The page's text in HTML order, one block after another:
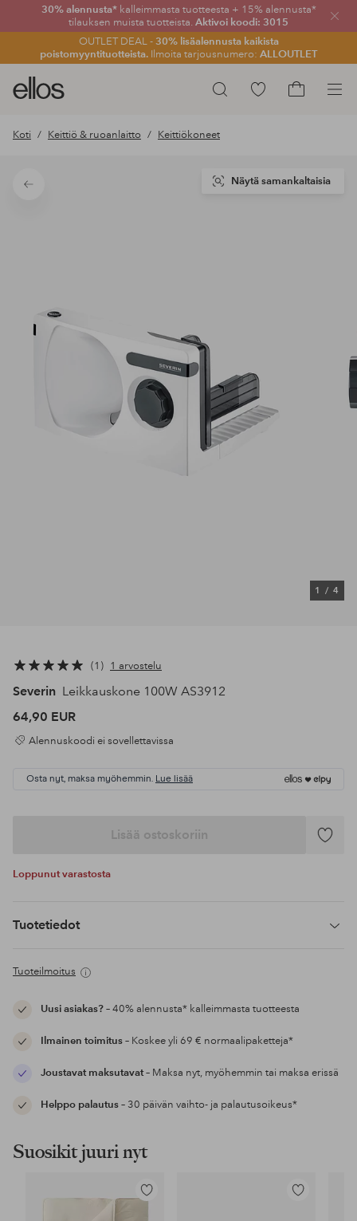
30% alennusta*kalleimmasta tuotteesta + 15% alennusta*
tilauksen muista tuotteista. Aktivoi koodi: 3015
OUTLET DEAL -30% lisäalennusta kaikista
poistomyyntituotteista. Ilmoita tarjousnumero: ALLOUTLET
Sulje
Hae
Ellos-
logo
siirry
Siirry
Koti Keittiö & ruoanlaitto Keittiökoneet
Takaisin
1 / 4
Näytä samankaltaisia
1 1 arvostelu
Severin Leikkauskone 100W AS3912
64,90 EUR
Alennuskoodi ei sovellettavissa
Osta nyt, maksa myöhemmin. Lue lisää
Lisää ostoskoriin
Lisää
Loppunut varastosta
Tuotetiedot
Tuoteilmoitus
Uusi asiakas?– 40% alennusta* kalleimmasta tuotteesta
Ilmainen toimitus– Koskee yli 69 € normaalipaketteja*
Joustavat maksutavat– Maksa nyt, myöhemmin tai maksa erissä
Helppo palautus– 30 päivän vaihto- ja palautusoikeus*
Suosikit juuri nyt
Lisää
Lisää